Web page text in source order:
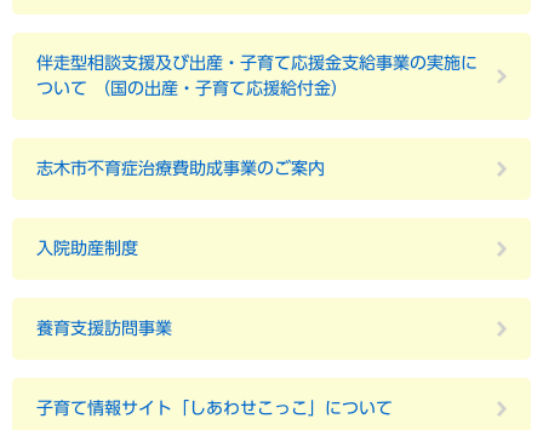
伴走型相談支援及び出産・子育て応援金支給事業の実施に
ついて （国の出産・子育て応援給付金）
志木市不育症治療費助成事業のご案内
入院助産制度
養育支援訪問事業
子育て情報サイト「しあわせこっこ」について